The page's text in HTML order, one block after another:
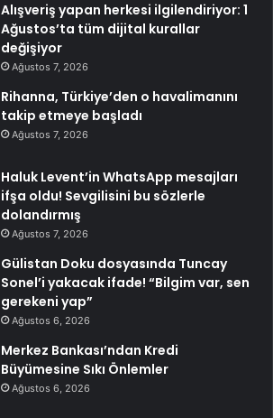
Alışveriş yapan herkesi ilgilendiriyor: 1
Ağustos’ta tüm dijital kurallar
değişiyor
Ağustos 7, 2026
Rihanna, Türkiye’den o havalimanını
takip etmeye başladı
Ağustos 7, 2026
Haluk Levent’in WhatsApp mesajları
ifşa oldu! Sevgilisini bu sözlerle
dolandırmış
Ağustos 7, 2026
Gülistan Doku dosyasında Tuncay
Sonel’i yakacak ifade! “Bilgim var, sen
gerekeni yap”
Ağustos 6, 2026
Merkez Bankası’ndan Kredi
Büyümesine Sıkı Önlemler
Ağustos 6, 2026